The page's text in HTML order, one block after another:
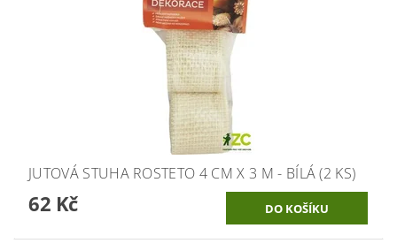
JUTOVÁ STUHA ROSTETO 4 CM X 3 M - BÍLÁ (2 KS)
62 Kč